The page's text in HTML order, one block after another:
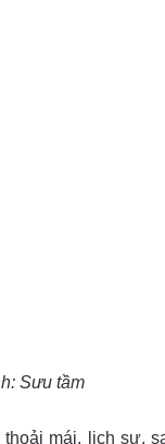
Sưu tầm
mái, lịch sự,